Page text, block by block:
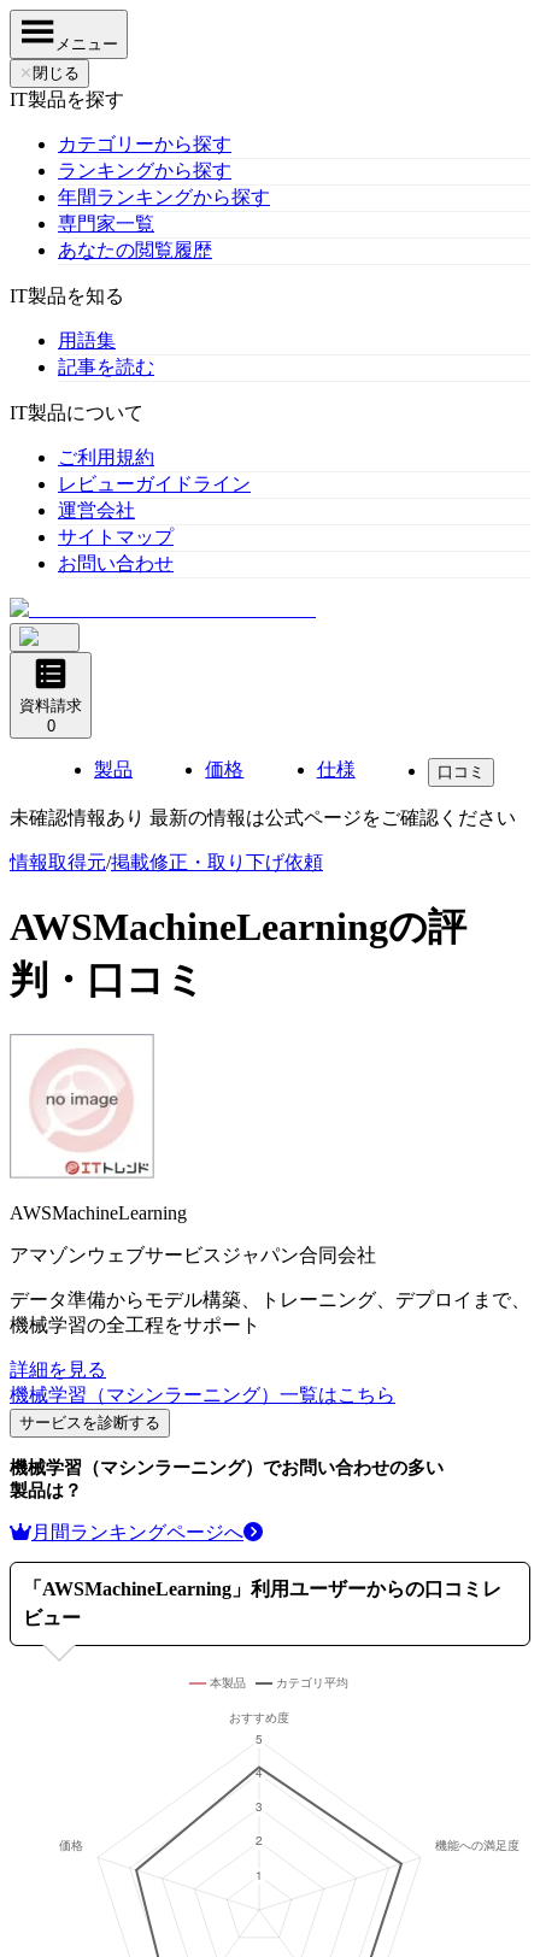
メニュー
✕ 閉じる
IT製品を探す
カテゴリーから探す
ランキングから探す
年間ランキングから探す
専門家一覧
あなたの閲覧履歴
IT製品を知る
用語集
記事を読む
IT製品について
ご利用規約
レビューガイドライン
運営会社
サイトマップ
お問い合わせ
資料請求
0
製品 価格 仕様 口コミ
未確認情報あり 最新の情報は公式ページをご確認ください
情報取得元/掲載修正・取り下げ依頼
AWSMachineLearningの評
判・口コミ
AWSMachineLearning
アマゾンウェブサービスジャパン合同会社
データ準備からモデル構築、トレーニング、デプロイまで、
機械学習の全工程をサポート
詳細を見る
機械学習（マシンラーニング） 一覧はこちら
サービスを診断する
機械学習（マシンラーニング） でお問い合わせの多い
製品は？
月間ランキングページへ
「 AWSMachineLearning 」利用ユーザーからの口コミレ
ビュー